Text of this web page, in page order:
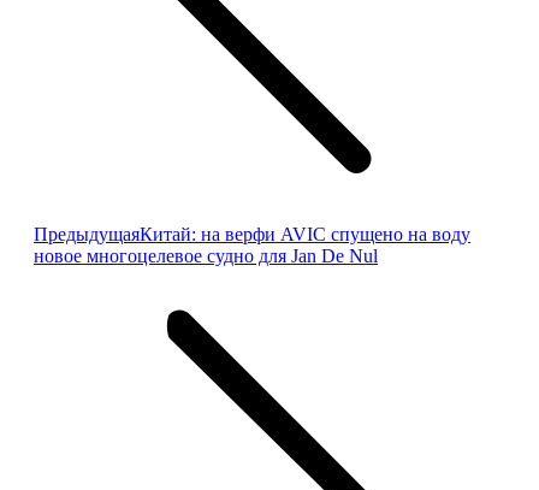
ПредыдущаяПредыдущая
запись:
Китай: на верфи AVIC спущено на воду
новое многоцелевое судно для Jan De Nul